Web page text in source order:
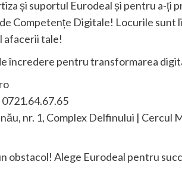
și suportul Eurodeal și pentru a-ți
Competențe Digitale! Locurile sunt
afacerii tale!
încredere pentru transformarea
nr. 1, Complex Delfinului | Cercul
obstacol! Alege Eurodeal pentru